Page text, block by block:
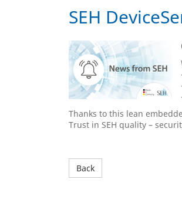
SEH
Thanks to this lean
Trust in SEH quality –
Back